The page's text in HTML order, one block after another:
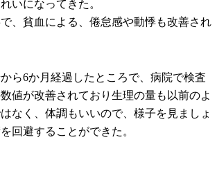
いになってきた。
、貧血による、倦怠感や動悸も改善され
ら6か月経過したところで、病院で検査
値が改善されており 生理の量も以前のよ
なく、体調もいいので、様子を見ましょ
回避することができた。